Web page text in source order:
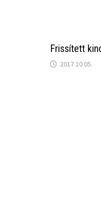
Frissített
2017.10.05.